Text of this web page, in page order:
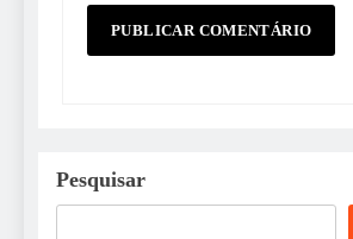
Pesquisar